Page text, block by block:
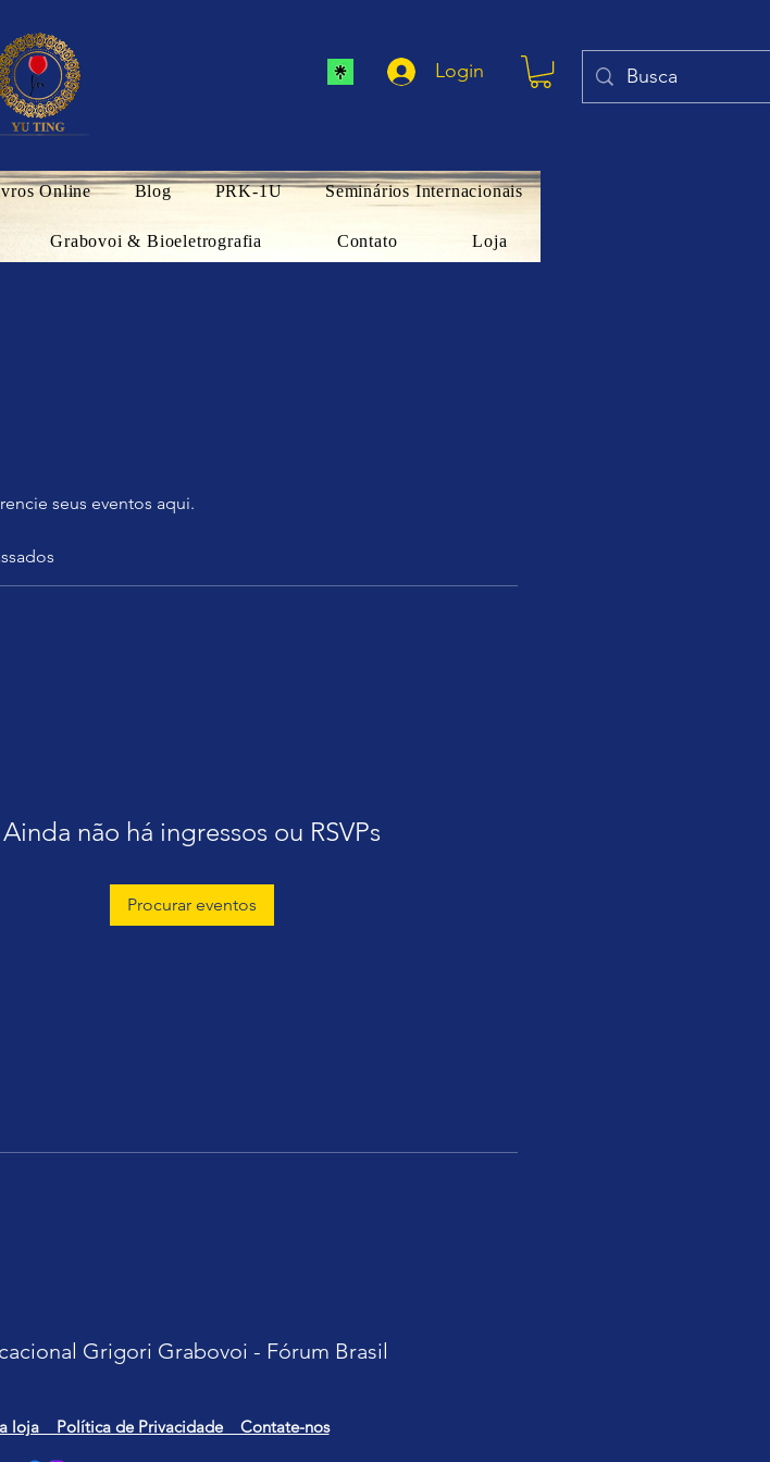
Login
Online Blog PRK-1U Seminários Internacionais
Grabovoi & Bioeletrografia Contato Loja
seus eventos aqui.
Ainda não há ingressos ou RSVPs
Procurar eventos
Grigori Grabovoi - Fórum Brasil
loja Política de Privacidade Contate-nos